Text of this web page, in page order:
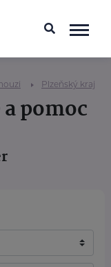
Plzeňský kraj
pomoc